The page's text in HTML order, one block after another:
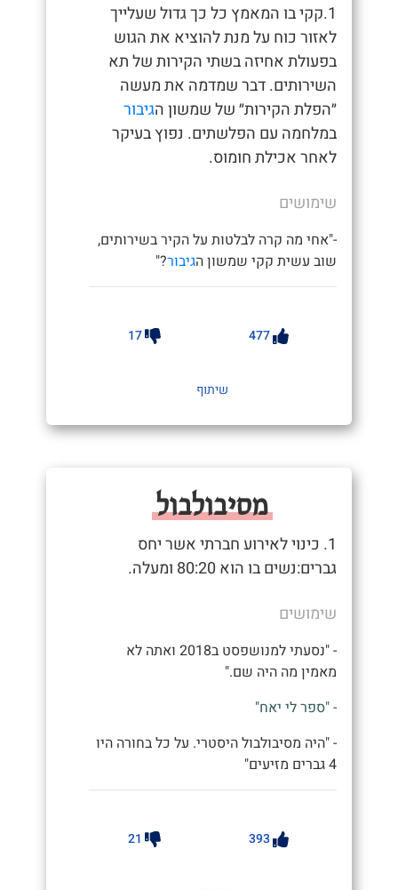
1.קקי בו המאמץ כל כך גדול שעלייך
לאזור כוח על מנת להוציא את הגוש
בפעולת אחיזה בשתי הקירות של תא
השירותים. דבר שמדמה את מעשה
״הפלת הקירות״ של שמשון הגיבור
במלחמה עם הפלשתים. נפוץ בעיקר
לאחר אכילת חומוס.
שימושים
-"אחי מה קרה לבלטות על הקיר בשירותים,
שוב עשית קקי שמשון הגיבור?"
477
17
שיתוף
מסיבולבול
1. כינוי לאירוע חברתי אשר יחס
גברים:נשים בו הוא 80:20 ומעלה.
שימושים
- "נסעתי למנושפסט ב2018 ואתה לא
מאמין מה היה שם."
- "ספר לי יאח"
- "היה מסיבולבול היסטרי. על כל בחורה היו
4 גברים מזיעים"
393
21